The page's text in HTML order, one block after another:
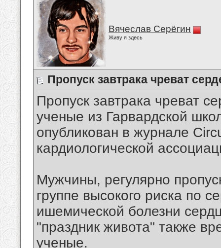
Вячеслав Серёгин
Живу я здесь
Пропуск завтрака чреват
Пропуск завтрака чреват
ученые из Гарвардской
опубликован в журнале
кардиологической
Мужчины, регулярно
группе высокого риска по
ишемической болезни
"праздник живота" также
ученые.